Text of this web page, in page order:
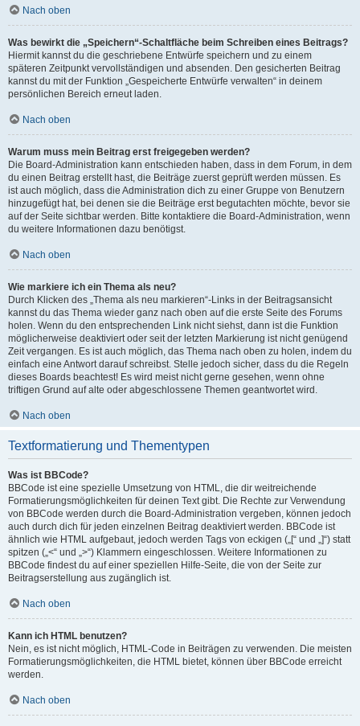
Nach oben
Was bewirkt die „Speichern“-Schaltfläche beim Schreiben eines Beitrags?
Hiermit kannst du die geschriebene Entwürfe speichern und zu einem
späteren Zeitpunkt vervollständigen und absenden. Den gesicherten Beitrag
kannst du mit der Funktion „Gespeicherte Entwürfe verwalten“ in deinem
persönlichen Bereich erneut laden.
Nach oben
Warum muss mein Beitrag erst freigegeben werden?
Die Board-Administration kann entschieden haben, dass in dem Forum, in dem
du einen Beitrag erstellt hast, die Beiträge zuerst geprüft werden müssen. Es
ist auch möglich, dass die Administration dich zu einer Gruppe von Benutzern
hinzugefügt hat, bei denen sie die Beiträge erst begutachten möchte, bevor sie
auf der Seite sichtbar werden. Bitte kontaktiere die Board-Administration, wenn
du weitere Informationen dazu benötigst.
Nach oben
Wie markiere ich ein Thema als neu?
Durch Klicken des „Thema als neu markieren“-Links in der Beitragsansicht
kannst du das Thema wieder ganz nach oben auf die erste Seite des Forums
holen. Wenn du den entsprechenden Link nicht siehst, dann ist die Funktion
möglicherweise deaktiviert oder seit der letzten Markierung ist nicht genügend
Zeit vergangen. Es ist auch möglich, das Thema nach oben zu holen, indem du
einfach eine Antwort darauf schreibst. Stelle jedoch sicher, dass du die Regeln
dieses Boards beachtest! Es wird meist nicht gerne gesehen, wenn ohne
triftigen Grund auf alte oder abgeschlossene Themen geantwortet wird.
Nach oben
Textformatierung und Thementypen
Was ist BBCode?
BBCode ist eine spezielle Umsetzung von HTML, die dir weitreichende
Formatierungsmöglichkeiten für deinen Text gibt. Die Rechte zur Verwendung
von BBCode werden durch die Board-Administration vergeben, können jedoch
auch durch dich für jeden einzelnen Beitrag deaktiviert werden. BBCode ist
ähnlich wie HTML aufgebaut, jedoch werden Tags von eckigen („[“ und „]“) statt
spitzen („<“ und „>“) Klammern eingeschlossen. Weitere Informationen zu
BBCode findest du auf einer speziellen Hilfe-Seite, die von der Seite zur
Beitragserstellung aus zugänglich ist.
Nach oben
Kann ich HTML benutzen?
Nein, es ist nicht möglich, HTML-Code in Beiträgen zu verwenden. Die meisten
Formatierungsmöglichkeiten, die HTML bietet, können über BBCode erreicht
werden.
Nach oben